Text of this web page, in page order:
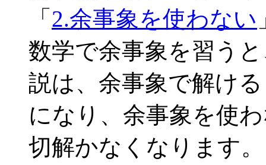
「 2.余事象を使わない
数学で余事象を習う
説は、余事象で解け
になり、余事象を使
切解かなくなります